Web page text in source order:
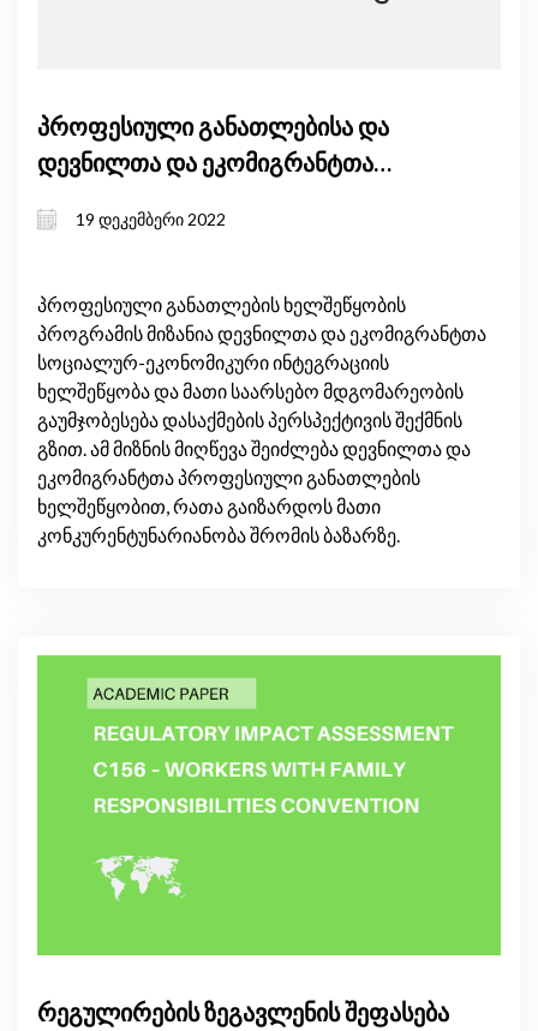
პროფესიული განათლებისა და
დევნილთა და ეკომიგრანტთა
საგრანტო პროგრამების
19 დეკემბერი 2022
პროფესიული განათლების ხელშეწყობის
პროგრამის მიზანია დევნილთა და ეკომიგრანტთა
სოციალურ-ეკონომიკური ინტეგრაციის
ხელშეწყობა და მათი საარსებო მდგომარეობის
გაუმჯობესება დასაქმების პერსპექტივის შექმნის
გზით. ამ მიზნის მიღწევა შეიძლება დევნილთა და
ეკომიგრანტთა პროფესიული განათლების
ხელშეწყობით, რათა გაიზარდოს მათი
კონკურენტუნარიანობა შრომის ბაზარზე.
რეგულირების ზეგავლენის შეფასება